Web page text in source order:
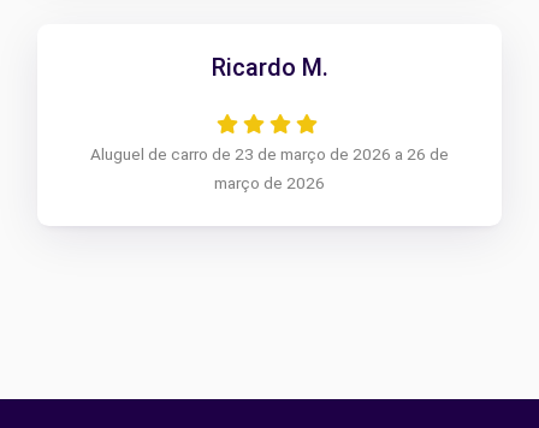
Ricardo M.
Aluguel de carro de 23 de março de 2026 a 26 de
março de 2026